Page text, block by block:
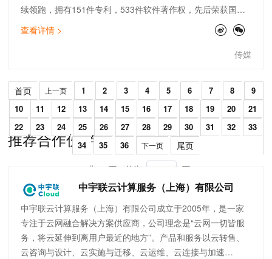
员单位，已获得“企业信用评价AAA级信用企业”资质。未来平
台将积极对接各省企事业政采平台，同时积极推进与电商平台
续领跑，拥有151件专利，533件软件著作权，先后荣获国家
科技进步一等奖、多项省部级科技进步一等奖、
IABM Peter Wayne年度大奖等国内外重要荣誉，是国家高新
技术企业、国家规划布局内重点软件企业、国家文化出口重点
已成为专业视频技术解决方案提供商及视频技术创新工场。索
贝在新闻、体育、综艺市场始终保持前列，为超过5000+用户
提供产品、方案和服务，拥有中央广播电视总台-CCTV、中央
广播电视总台-CGTN、等各级专业媒体高端样板，在70周年
国庆大阅兵、G20峰会、历届奥运会、历年两会等重大活动支
撑中表现优异。在国内市场全面开花的同时，索贝在国际高端
媒体市场完成超越，赢得路透社为代表的国际主流通讯社、德
国之音、瑞士国家电视集团等青睐，产品已行销30多个国
家、地区的200余家媒体机构。
查看详情 >
传媒
首页 上一页 1 2 3 4 5 6 7 8
9
10
11 12 13 14 15 16 17 18 19 20
21
22
23 24 25 26 27 28 29 30 31 32
33
34
35 36 下一页 尾页
共 36 页 前往 页
推荐合作伙伴
中宇联云计算服务（上海）有限公司
中宇联云计算服务（上海）有限公司成立于2005年，是一家
专注于云网融合解决方案供应商，公司理念是“云网一切皆服
务，将云延伸到离用户最近的地方”。产品和服务以云转售、
云咨询与设计、云实施与迁移、云运维、云连接与加速